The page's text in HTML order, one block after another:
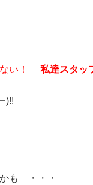
ない！ 私達スタッ
)!!
かも ・・・